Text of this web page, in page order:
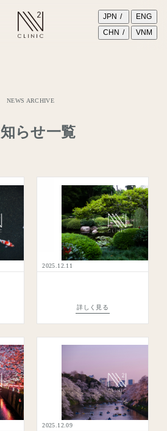
JPN
ENG
CHN
VNM
らせ一覧
NEWS ARCHIVE
2025.12.11
詳しく見る
2025.12.09